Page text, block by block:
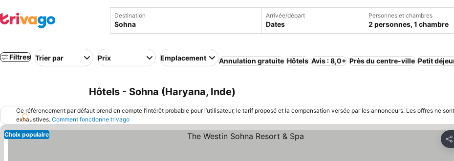
Destination Arrivée/départ
Dates
Personnes et chambres
2 personnes, 1 chambre
Filtres Trier par Prix Emplacement Annulation gratuite Hôtels Avis : 8,0+ Près du centre-ville Petit
Hôtels - Sohna (Haryana, Inde)
Ce référencement par défaut prend en compte l’intérêt probable pour l’utilisateur, le tarif proposé et la compensation versée par les annonceurs. Les offres ne
exhaustives. Comment fonctionne trivago
Choix populaire